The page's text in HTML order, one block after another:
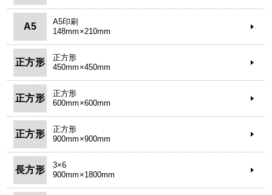
A5
A5印刷
148mm×210mm
正方形
正方形
450mm×450mm
正方形
正方形
600mm×600mm
正方形
正方形
900mm×900mm
長方形
3×6
900mm×1800mm